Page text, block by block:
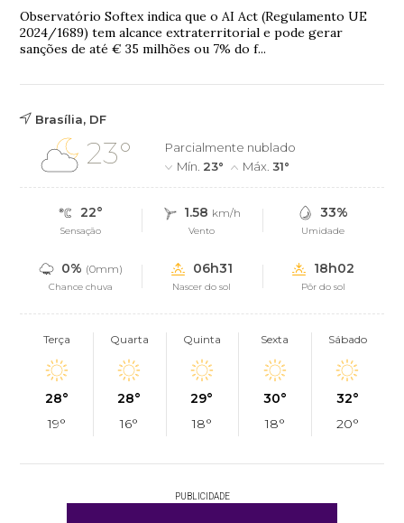
Observatório Softex indica que o AI Act (Regulamento UE
2024/1689) tem alcance extraterritorial e pode gerar
sanções de até € 35 milhões ou 7% do f...
Brasília, DF
23°
Parcialmente nublado
Mín. 23° Máx.31°
22°
Sensação
1.58 km/h
Vento
33%
Umidade
0% (0mm)
Chance chuva
06h31
Nascer do sol
18h02
Pôr do sol
Terça
28°
19°
Quarta
28°
16°
Quinta
29°
18°
Sexta
30°
18°
Sábado
32°
20°
PUBLICIDADE